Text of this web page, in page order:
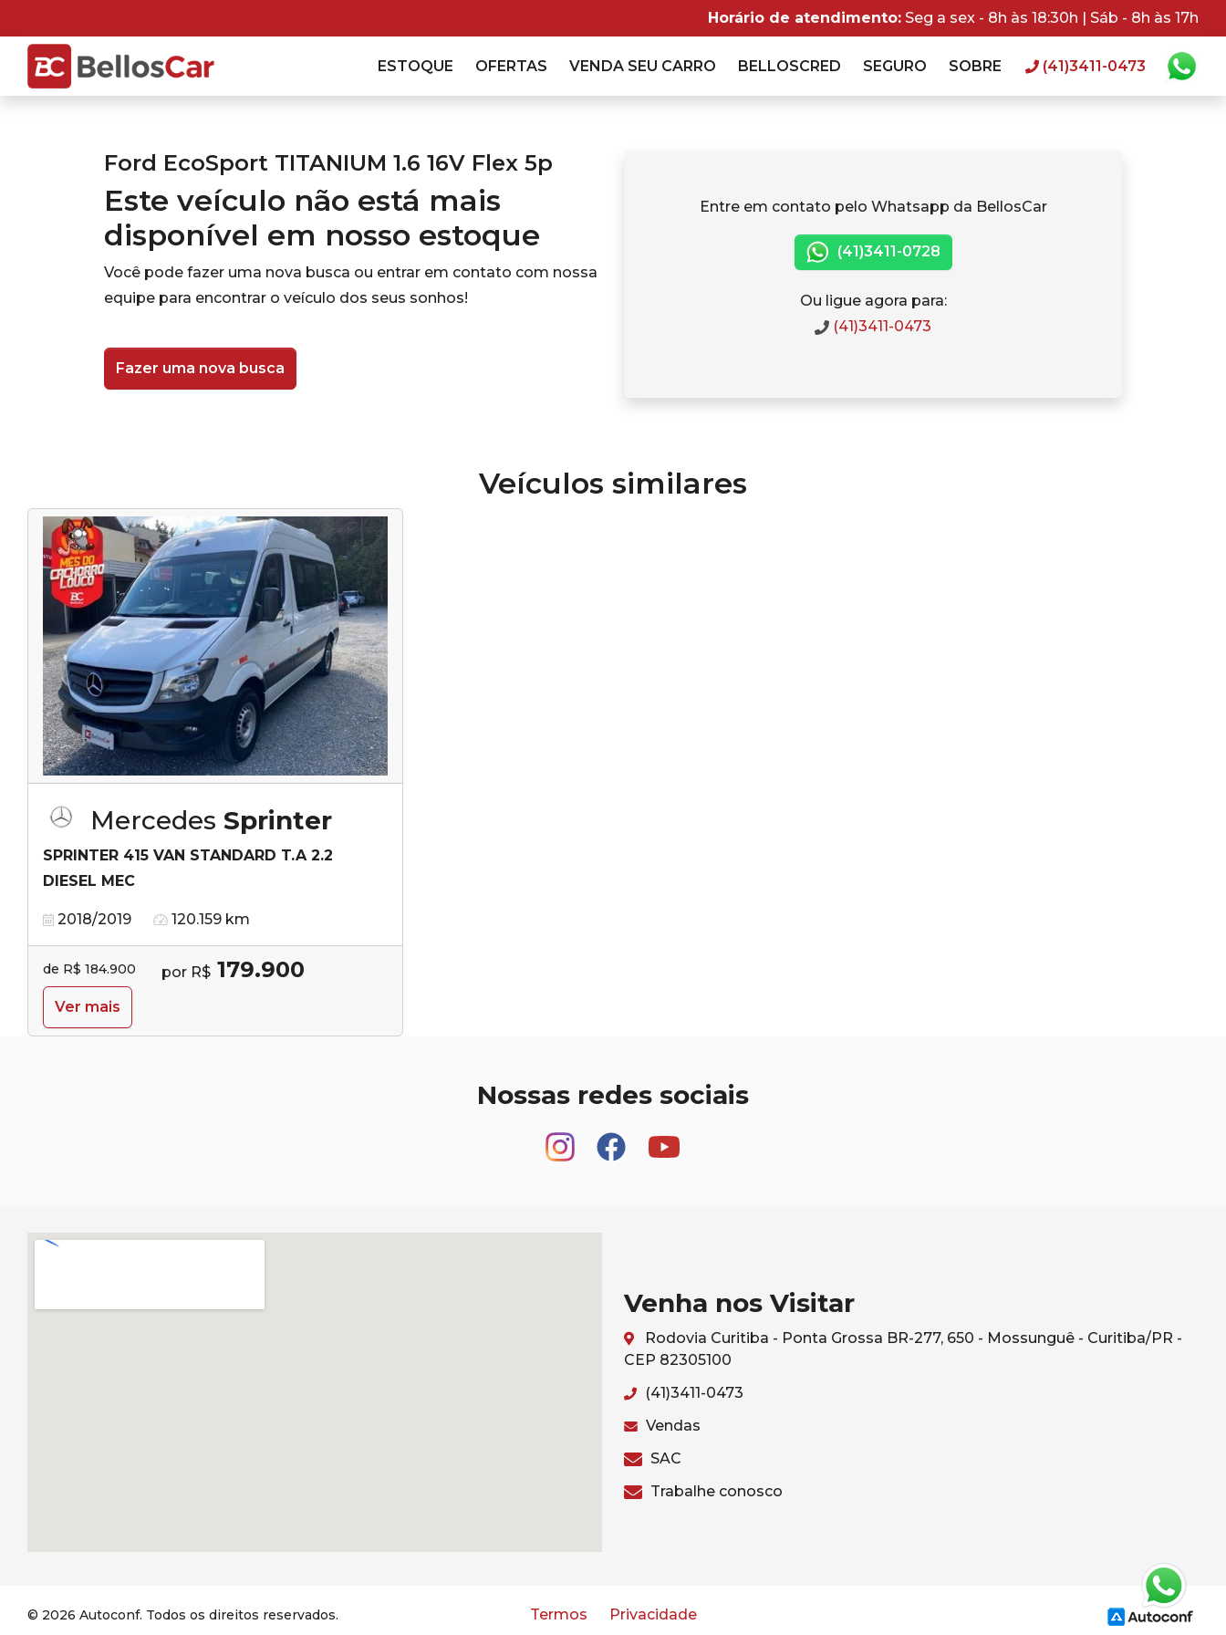
Horário de atendimento: Seg a sex - 8h às 18:30h | Sáb - 8h às 17h
ESTOQUE OFERTAS VENDA SEU CARRO BELLOSCRED SEGURO SOBRE (41)3411-0473
Ford EcoSport TITANIUM 1.6 16V Flex 5p
Este veículo não está mais
disponível em nosso estoque
Você pode fazer uma nova busca ou entrar em contato com nossa
equipe para encontrar o veículo dos seus sonhos!
Fazer uma nova busca
Entre em contato pelo Whatsapp da BellosCar
(41)3411-0728
Ou ligue agora para:
(41)3411-0473
Veículos similares
Mercedes Sprinter
SPRINTER 415 VAN STANDARD T.A 2.2
DIESEL MEC
2018/2019 120.159 km
de R$ 184.900 por R$ 179.900
Ver mais
Nossas redes sociais
Venha nos Visitar
Rodovia Curitiba - Ponta Grossa BR-277, 650 - Mossunguê - Curitiba/PR -
CEP 82305100
(41)3411-0473
Vendas
SAC
Trabalhe conosco
© 2026 Autoconf. Todos os direitos reservados. Termos Privacidade